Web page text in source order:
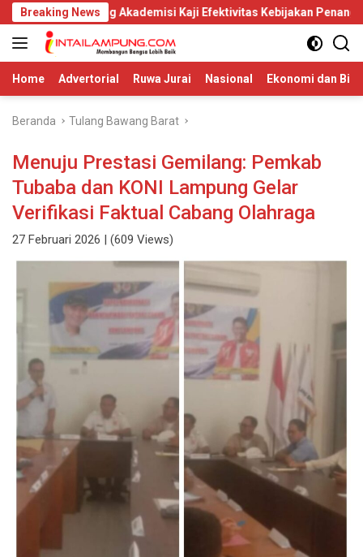
Langsung
ke
konten
Breaking News
Akademisi Kaji Efektivitas Kebijakan Penanggulangan
Home Advertorial Ruwa Jurai Nasional Ekonomi dan
Beranda Tulang Bawang Barat
Menuju Prestasi Gemilang: Pemkab
Tubaba dan KONI Lampung Gelar
Verifikasi Faktual Cabang Olahraga
27 Februari 2026 | (609 Views)